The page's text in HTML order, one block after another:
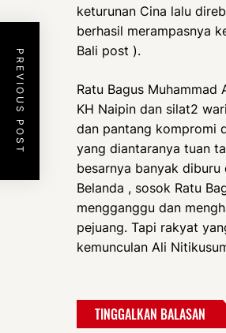
keturunan Cina lalu
berhasil merampasnya
Bali post ).
Ratu Bagus
KH Naipin dan silat2
dan pantang kompromi
yang diantaranya tuan
besarnya banyak
Belanda , sosok Ratu
mengganggu dan
pejuang. Tapi rakyat
kemunculan Ali
TINGGALKAN BALASAN
PREVIOUS POST